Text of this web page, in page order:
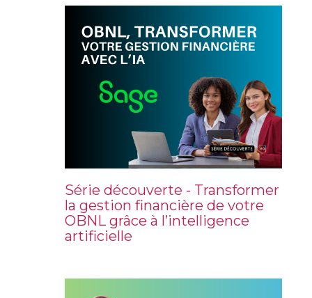
Série découverte - Transformer
la gestion financière de votre
OBNL grâce à l’intelligence
artificielle